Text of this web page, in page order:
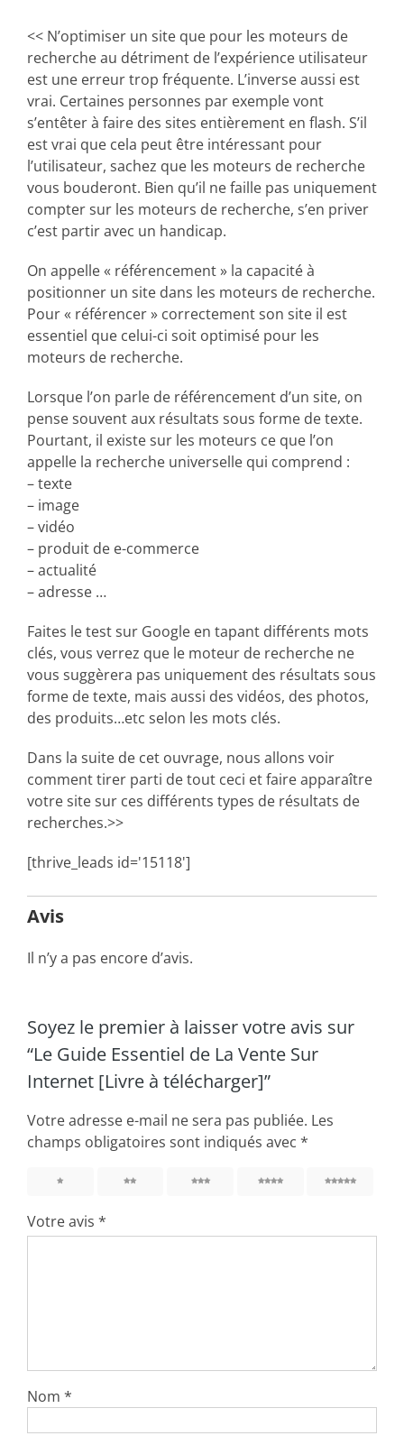
<< N’optimiser un site que pour les moteurs de
recherche au détriment de l’expérience utilisateur
est une erreur trop fréquente. L’inverse aussi est
vrai. Certaines personnes par exemple vont
s’entêter à faire des sites entièrement en flash. S’il
est vrai que cela peut être intéressant pour
l’utilisateur, sachez que les moteurs de recherche
vous bouderont. Bien qu’il ne faille pas uniquement
compter sur les moteurs de recherche, s’en priver
c’est partir avec un handicap.
On appelle « référencement » la capacité à
positionner un site dans les moteurs de recherche.
Pour « référencer » correctement son site il est
essentiel que celui-ci soit optimisé pour les
moteurs de recherche.
Lorsque l’on parle de référencement d’un site, on
pense souvent aux résultats sous forme de texte.
Pourtant, il existe sur les moteurs ce que l’on
appelle la recherche universelle qui comprend :
– texte
– image
– vidéo
– produit de e-commerce
– actualité
– adresse …
Faites le test sur Google en tapant différents mots
clés, vous verrez que le moteur de recherche ne
vous suggèrera pas uniquement des résultats sous
forme de texte, mais aussi des vidéos, des photos,
des produits…etc selon les mots clés.
Dans la suite de cet ouvrage, nous allons voir
comment tirer parti de tout ceci et faire apparaître
votre site sur ces différents types de résultats de
recherches.>>
[thrive_leads id='15118']
Avis
Il n’y a pas encore d’avis.
Soyez le premier à laisser votre avis sur
“Le Guide Essentiel de La Vente Sur
Internet [Livre à télécharger]”
Votre adresse e-mail ne sera pas publiée. Les
champs obligatoires sont indiqués avec *
Votre avis *
Nom *